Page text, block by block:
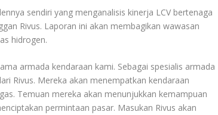
sendiri yang menganalisis kinerja LCV bertenaga
Rivus. Laporan ini akan membagikan wawasan
hidrogen.
armada kendaraan kami. Sebagai spesialis armada
Rivus. Mereka akan menempatkan kendaraan
Temuan mereka akan menunjukkan kemampuan
permintaan pasar. Masukan Rivus akan